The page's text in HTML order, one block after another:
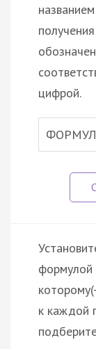
цифрой.
формулой
к каждой